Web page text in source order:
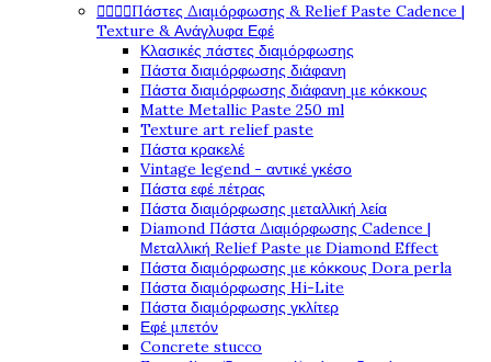
Πάστες Διαμόρφωσης & Relief Paste Cadence |
Texture & Ανάγλυφα Εφέ
Κλασικές πάστες διαμόρφωσης
Πάστα διαμόρφωσης διάφανη
Πάστα διαμόρφωσης διάφανη με κόκκους
Matte Metallic Paste 250 ml
Texture art relief paste
Πάστα κρακελέ
Vintage legend - αντικέ γκέσο
Πάστα εφέ πέτρας
Πάστα διαμόρφωσης μεταλλική λεία
Diamond Πάστα Διαμόρφωσης Cadence |
Μεταλλική Relief Paste με Diamond Effect
Πάστα διαμόρφωσης με κόκκους Dora perla
Πάστα διαμόρφωσης Hi-Lite
Πάστα διαμόρφωσης γκλίτερ
Εφέ μπετόν
Concrete stucco